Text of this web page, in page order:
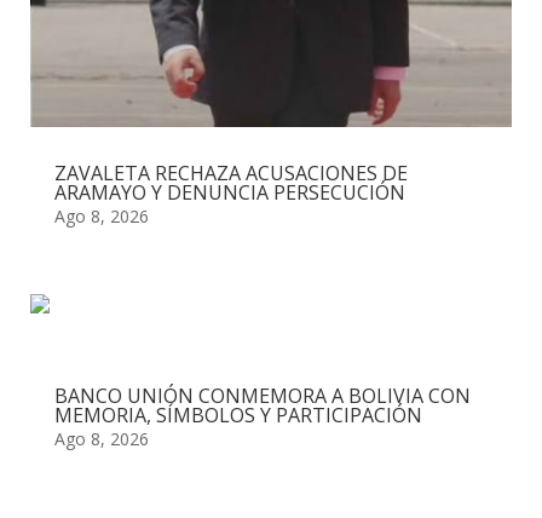
ZAVALETA RECHAZA ACUSACIONES DE
ARAMAYO Y DENUNCIA PERSECUCIÓN
Ago 8, 2026
BANCO UNIÓN CONMEMORA A BOLIVIA CON
MEMORIA, SÍMBOLOS Y PARTICIPACIÓN
Ago 8, 2026